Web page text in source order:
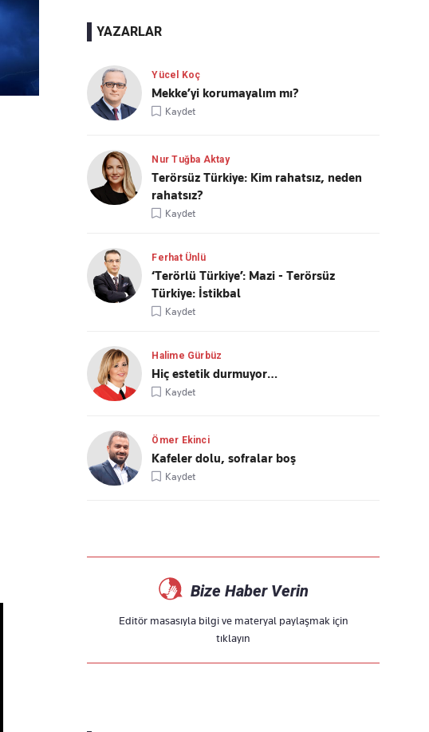
YAZARLAR
Yücel Koç
Mekke’yi korumayalım mı?
Kaydet
Nur Tuğba Aktay
Terörsüz Türkiye: Kim rahatsız, neden
rahatsız?
Kaydet
Ferhat Ünlü
‘Terörlü Türkiye’: Mazi - Terörsüz
Türkiye: İstikbal
Kaydet
Halime Gürbüz
Hiç estetik durmuyor…
Kaydet
Ömer Ekinci
Kafeler dolu, sofralar boş
Kaydet
Bize Haber Verin
Editör masasıyla bilgi ve materyal paylaşmak için
tıklayın